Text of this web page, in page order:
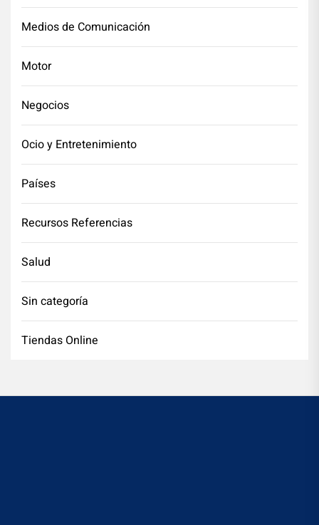
Medios de Comunicación
Motor
Negocios
Ocio y Entretenimiento
Países
Recursos Referencias
Salud
Sin categoría
Tiendas Online